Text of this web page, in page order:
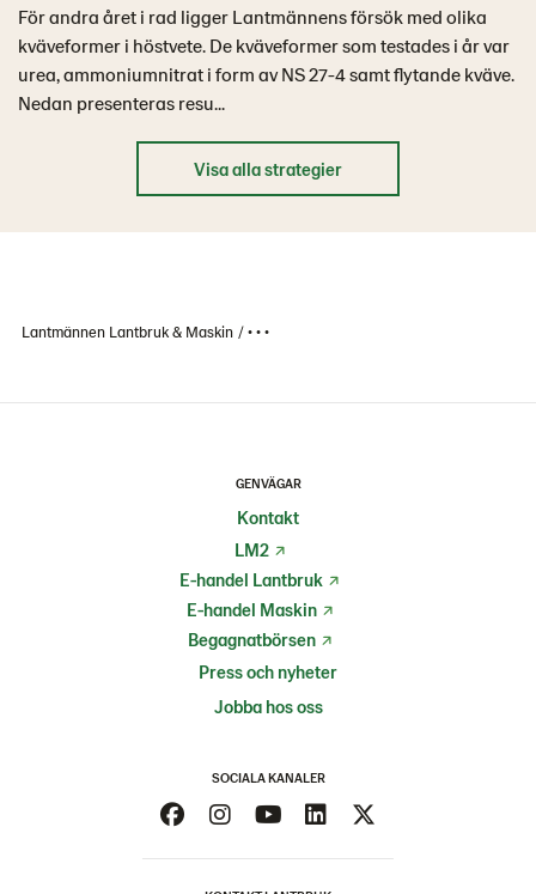
För andra året i rad ligger Lantmännens försök med olika
kväveformer i höstvete. De kväveformer som testades i år var
urea, ammoniumnitrat i form av NS 27-4 samt flytande kväve.
Nedan presenteras resu...
Visa alla strategier
Lantmännen Lantbruk & Maskin • • •
GENVÄGAR
Kontakt
LM2
E-handel Lantbruk
E-handel Maskin
Begagnatbörsen
Press och nyheter
Jobba hos oss
SOCIALA KANALER